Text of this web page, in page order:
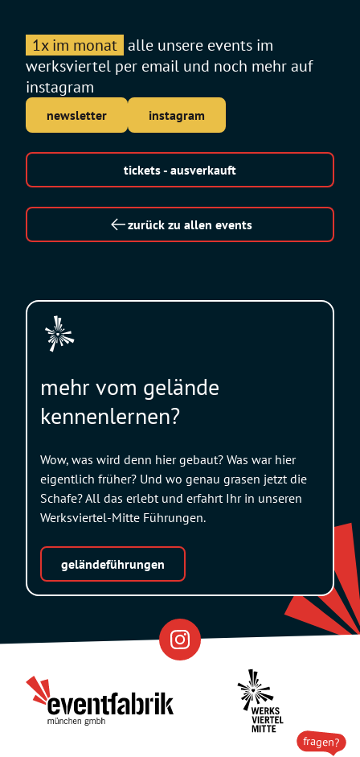
1x im monat alle unsere events im
werksviertel per email und noch mehr auf
instagram
newsletter instagram
tickets - ausverkauft
zurück zu allen events
fragen?
Partner
mehr vom gelände
kennenlernen?
Wow, was wird denn hier gebaut? Was war hier
eigentlich früher? Und wo genau grasen jetzt die
Schafe? All das erlebt und erfahrt Ihr in unseren
Werksviertel-Mitte Führungen.
geländeführungen